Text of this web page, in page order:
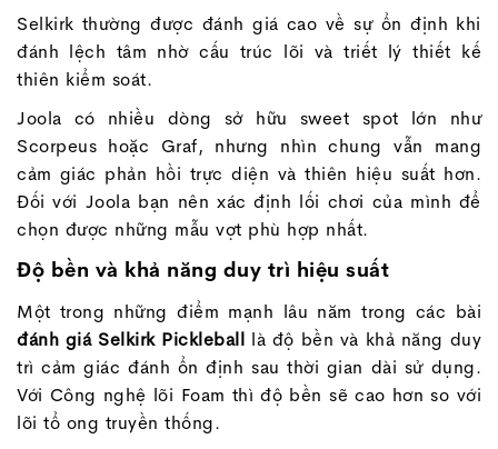
Selkirk thường được đánh giá cao về sự ổn định khi
đánh lệch tâm nhờ cấu trúc lõi và triết lý thiết kế
thiên kiểm soát.
Joola có nhiều dòng sở hữu sweet spot lớn như
Scorpeus hoặc Graf, nhưng nhìn chung vẫn mang
cảm giác phản hồi trực diện và thiên hiệu suất hơn.
Đối với Joola bạn nên xác định lối chơi của mình để
chọn được những mẫu vợt phù hợp nhất.
Độ bền và khả năng duy trì hiệu suất
Một trong những điểm mạnh lâu năm trong các bài
đánh giá Selkirk Pickleball là độ bền và khả năng duy
trì cảm giác đánh ổn định sau thời gian dài sử dụng.
Với Công nghệ lõi Foam thì độ bền sẽ cao hơn so với
lõi tổ ong truyền thống.